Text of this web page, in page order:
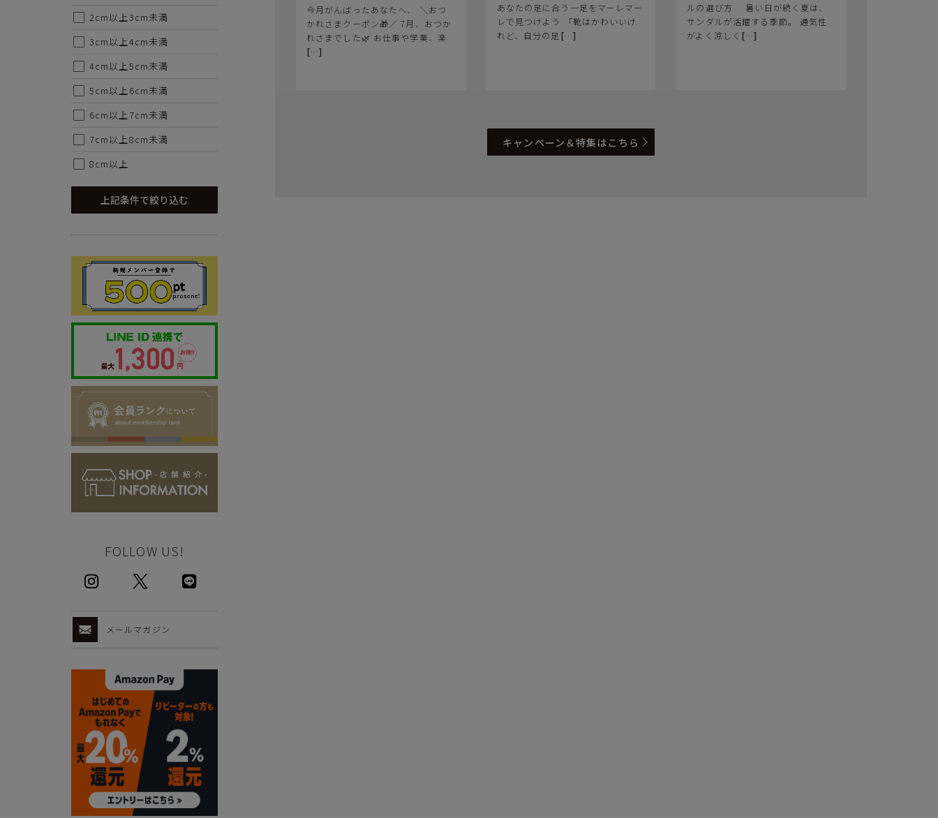
今月がんばったあなたへ、 ＼おつ
かれさまクーポン🎁／ 7月、おつか
れさまでした🌿 お仕事や学業、楽
[…]
あなたの足に合う一足をマーレマー
レで見つけよう 「靴はかわいいけ
れど、自分の足 […]
ルの選び方 ⠀ 暑い日が続く夏は、
サンダルが活躍する季節。 通気性
がよく涼しく […]
キャンペーン＆特集はこちら
2cm以上3cm未満
3cm以上4cm未満
4cm以上5cm未満
5cm以上6cm未満
6cm以上7cm未満
7cm以上8cm未満
8cm以上
上記条件で絞り込む
FOLLOW US!
メールマガジン